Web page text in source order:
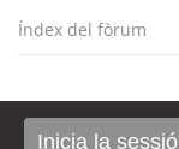
Índex del fòrum
Inicia la sessió